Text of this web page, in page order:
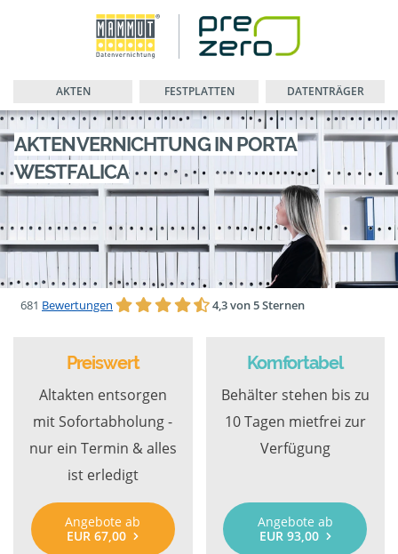
AKTEN FESTPLATTEN DATENTRÄGER
AKTENVERNICHTUNG IN PORTA
WESTFALICA
681 Bewertungen 4,3 von 5 Sternen
Preiswert
Altakten entsorgen
mit Sofortabholung -
nur ein Termin & alles
ist erledigt
Angebote ab
EUR 67,00
Komfortabel
Behälter stehen bis zu
10 Tagen mietfrei zur
Verfügung
Angebote ab
EUR 93,00